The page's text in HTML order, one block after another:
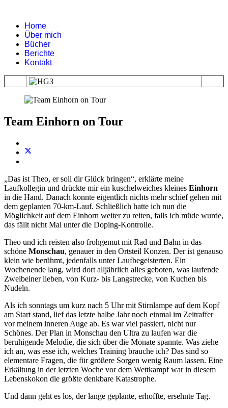
Home
Über mich
Bücher
Berichte
Kontakt
Team Einhorn on Tour
„Das ist Theo, er soll dir Glück bringen“, erklärte meine
Laufkollegin und drückte mir ein kuschelweiches kleines Einhorn
in die Hand. Danach konnte eigentlich nichts mehr schief gehen mit
dem geplanten 70-km-Lauf. Schließlich hatte ich nun die
Möglichkeit auf dem Einhorn weiter zu reiten, falls ich müde wurde,
das fällt nicht Mal unter die Doping-Kontrolle.
Theo und ich reisten also frohgemut mit Rad und Bahn in das
schöne Monschau, genauer in den Ortsteil Konzen. Der ist genauso
klein wie berühmt, jedenfalls unter Laufbegeisterten. Ein
Wochenende lang, wird dort alljährlich alles geboten, was laufende
Zweibeiner lieben, von Kurz- bis Langstrecke, von Kuchen bis
Nudeln.
Als ich sonntags um kurz nach 5 Uhr mit Stirnlampe auf dem Kopf
am Start stand, lief das letzte halbe Jahr noch einmal im Zeitraffer
vor meinem inneren Auge ab. Es war viel passiert, nicht nur
Schönes. Der Plan in Monschau den Ultra zu laufen war die
beruhigende Melodie, die sich über die Monate spannte. Was ziehe
ich an, was esse ich, welches Training brauche ich? Das sind so
elementare Fragen, die für größere Sorgen wenig Raum lassen. Eine
Erkältung in der letzten Woche vor dem Wettkampf war in diesem
Lebenskokon die größte denkbare Katastrophe.
Und dann geht es los, der lange geplante, erhoffte, ersehnte Tag.